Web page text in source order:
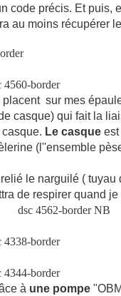
code précis. Et puis,
au moins récupérer
placent sur mes
casque) qui fait la
Le casque
(l''ensemble
le narguilé ( tuyau
de respirer quand
à une pompe